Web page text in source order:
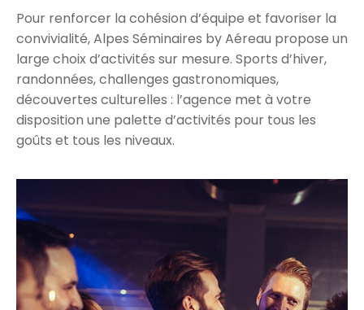
Pour renforcer la cohésion d’équipe et favoriser la
convivialité, Alpes Séminaires by Aéreau propose un
large choix d’activités sur mesure. Sports d’hiver,
randonnées, challenges gastronomiques,
découvertes culturelles : l’agence met à votre
disposition une palette d’activités pour tous les
goûts et tous les niveaux.